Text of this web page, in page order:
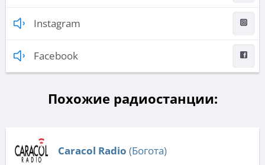
Instagram
Facebook
Похожие радиостанции:
Caracol Radio (Богота)